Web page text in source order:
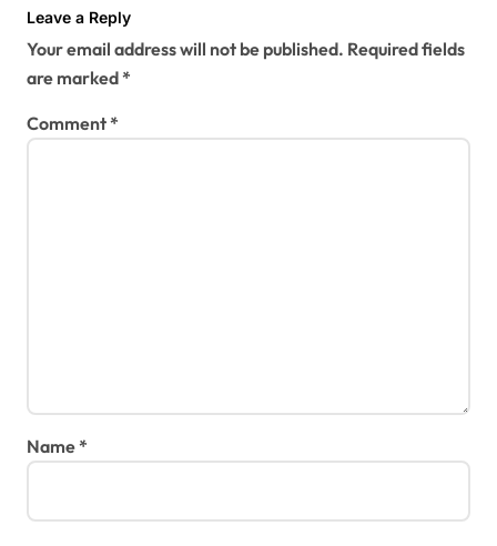
i
o
n
Leave a Reply
Your email address will not be published. Required fields
are marked*
Comment*
Name*